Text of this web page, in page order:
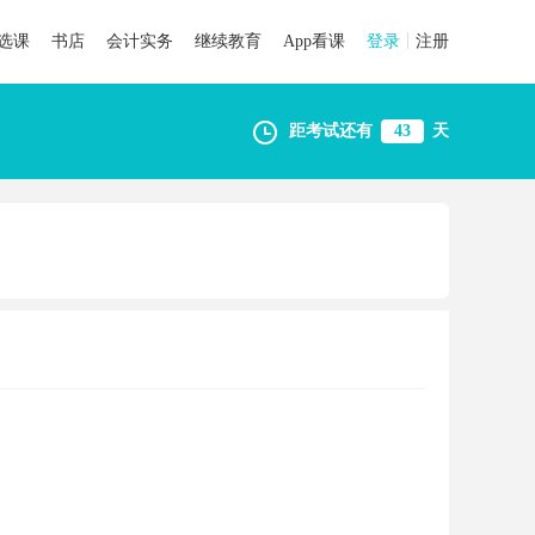
课 书店 会计实务 继续教育 App看课 登录 注册
距考试还有 43 天